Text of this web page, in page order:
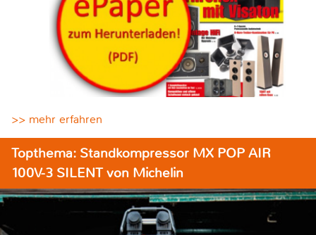
>> mehr erfahren
Topthema: Standkompressor MX POP AIR
100V-3 SILENT von Michelin